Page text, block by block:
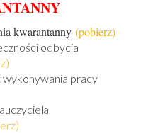
kwarantanny (pobierz)
odbycia
wykonywania pracy